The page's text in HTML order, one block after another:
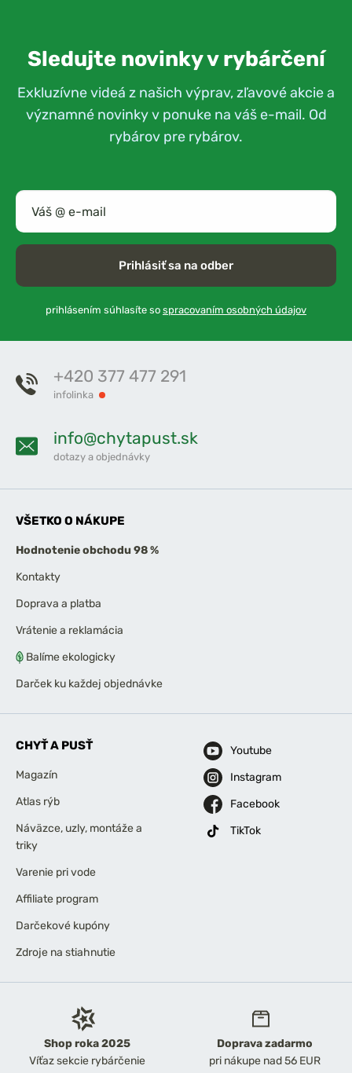
Sledujte novinky v rybárčení
Exkluzívne videá z našich výprav, zľavové akcie a
významné novinky v ponuke na váš e-mail. Od
rybárov pre rybárov.
Prihlásiť sa na odber
prihlásením súhlasíte so spracovaním osobných údajov
Shop roka 2025
Víťaz sekcie rybárčenie
Doprava zadarmo
pri nákupe nad 56 EUR
+420 377 477 291
infolinka
info@chytapust.sk
dotazy a objednávky
VŠETKO O NÁKUPE
Hodnotenie obchodu 98 %
Kontakty
Doprava a platba
Vrátenie a reklamácia
Balíme ekologicky
Darček ku každej objednávke
CHYŤ A PUSŤ
Magazín
Atlas rýb
Náväzce, uzly, montáže a
triky
Varenie pri vode
Affiliate program
Darčekové kupóny
Zdroje na stiahnutie
Youtube
Instagram
Facebook
TikTok